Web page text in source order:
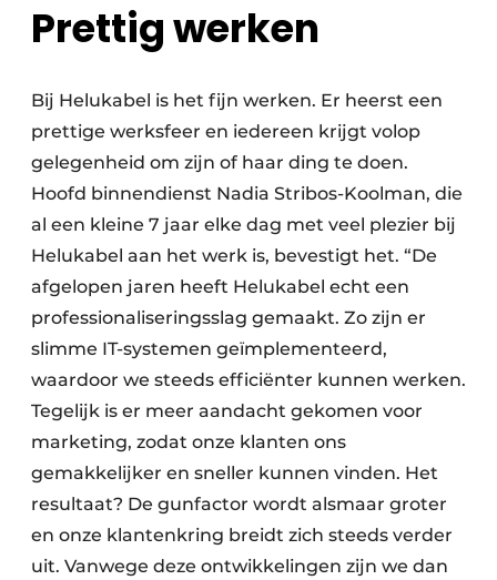
Prettig werken
Bij Helukabel is het fijn werken. Er heerst een
prettige werksfeer en iedereen krijgt volop
gelegenheid om zijn of haar ding te doen.
Hoofd binnendienst Nadia Stribos-Koolman, die
al een kleine 7 jaar elke dag met veel plezier bij
Helukabel aan het werk is, bevestigt het. “De
afgelopen jaren heeft Helukabel echt een
professionaliseringsslag gemaakt. Zo zijn er
slimme IT-systemen geïmplementeerd,
waardoor we steeds efficiënter kunnen werken.
Tegelijk is er meer aandacht gekomen voor
marketing, zodat onze klanten ons
gemakkelijker en sneller kunnen vinden. Het
resultaat? De gunfactor wordt alsmaar groter
en onze klantenkring breidt zich steeds verder
uit. Vanwege deze ontwikkelingen zijn we dan